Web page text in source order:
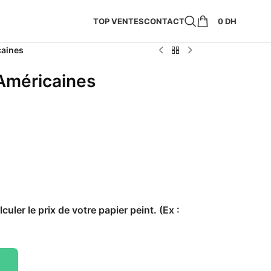
TOP VENTESCONTACT 0DH
le prix de votre papier peint. (Ex :